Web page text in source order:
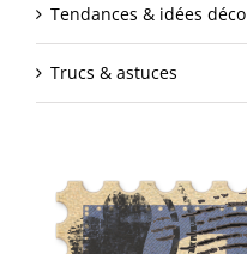
Tendances & idées déco
Trucs & astuces